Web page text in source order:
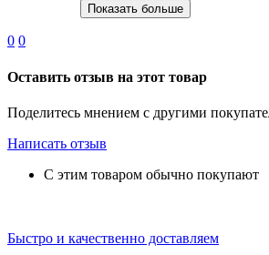
Показать больше
0 0
Оставить отзыв на этот товар
Поделитесь мнением с другими
Написать отзыв
С этим товаром обычно покупают
Быстро и качественно доставляем